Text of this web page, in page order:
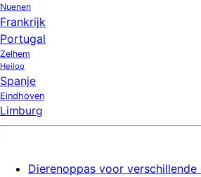
Nuenen
Frankrijk
Portugal
Zelhem
Heiloo
Spanje
Eindhoven
Limburg
Dierenoppas voor